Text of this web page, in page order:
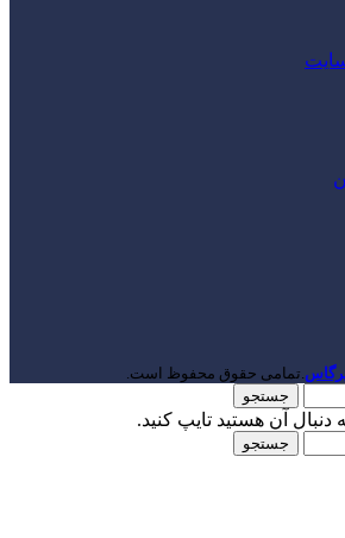
.تمامی حقوق محفوظ است.
جستجو
آن هستید تایپ کنید.
جستجو